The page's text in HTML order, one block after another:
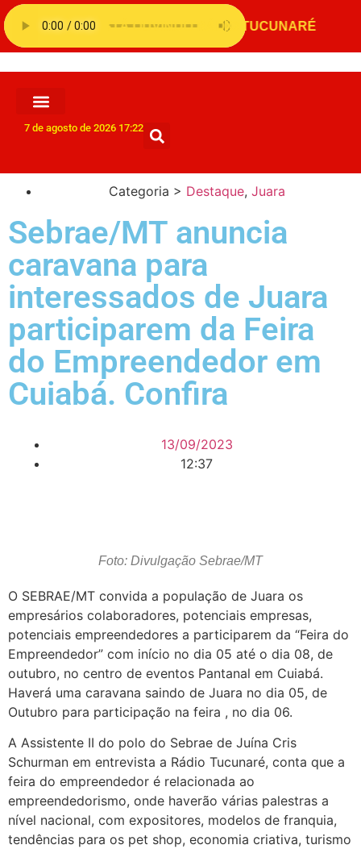
7 de agosto de 2026 17:22
Categoria > Destaque, Juara
Sebrae/MT anuncia
caravana para
interessados de Juara
participarem da Feira
do Empreendedor em
Cuiabá. Confira
13/09/2023
12:37
Foto: Divulgação Sebrae/MT
O SEBRAE/MT convida a população de Juara os
empresários colaboradores, potenciais empresas,
potenciais empreendedores a participarem da “Feira do
Empreendedor” com início no dia 05 até o dia 08, de
outubro, no centro de eventos Pantanal em Cuiabá.
Haverá uma caravana saindo de Juara no dia 05, de
Outubro para participação na feira , no dia 06.
A Assistente II do polo do Sebrae de Juína Cris
Schurman em entrevista a Rádio Tucunaré, conta que a
feira do empreendedor é relacionada ao
empreendedorismo, onde haverão várias palestras a
nível nacional, com expositores, modelos de franquia,
tendências para os pet shop, economia criativa, turismo